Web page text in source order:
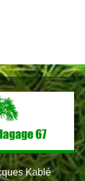
Kablé